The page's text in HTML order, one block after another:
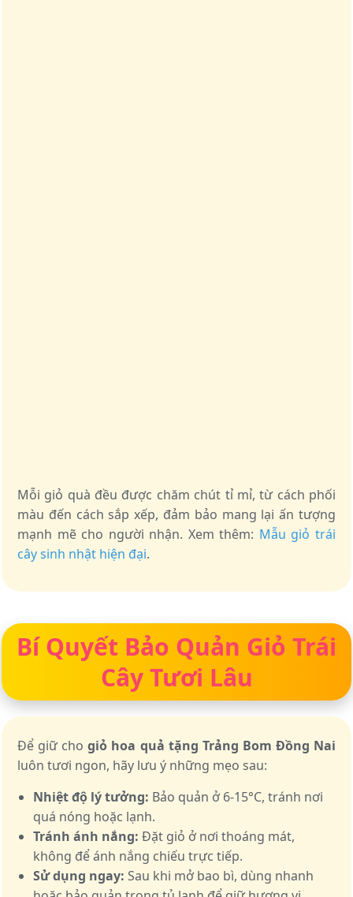
Mỗi giỏ quà đều được chăm chút tỉ mỉ, từ cách phối
màu đến cách sắp xếp, đảm bảo mang lại ấn tượng
mạnh mẽ cho người nhận. Xem thêm: Mẫu giỏ trái
cây sinh nhật hiện đại.
Bí Quyết Bảo Quản Giỏ Trái
Cây Tươi Lâu
Để giữ chogiỏ hoa quả tặng Trảng Bom Đồng Nai
luôn tươi ngon, hãy lưu ý những mẹo sau:
Nhiệt độ lý tưởng: Bảo quản ở 6-15°C, tránh nơi
quá nóng hoặc lạnh.
Tránh ánh nắng: Đặt giỏ ở nơi thoáng mát,
không để ánh nắng chiếu trực tiếp.
Sử dụng ngay: Sau khi mở bao bì, dùng nhanh